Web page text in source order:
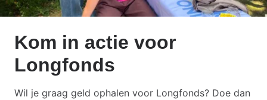
Kom in actie voor
Longfonds
Wil je graag geld ophalen voor Longfonds? Doe dan